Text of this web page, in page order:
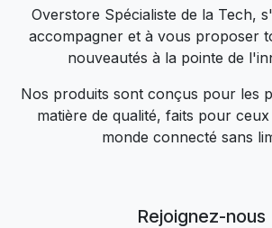
Overstore Spécialiste de la Tech,
accompagner et à vous proposer
nouveautés à la pointe de
Nos produits sont conçus pour les
matière de qualité, faits pour
monde connecté sans
Rejoignez-nous